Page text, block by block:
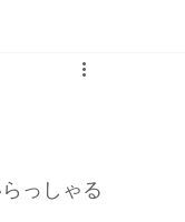
っしゃる